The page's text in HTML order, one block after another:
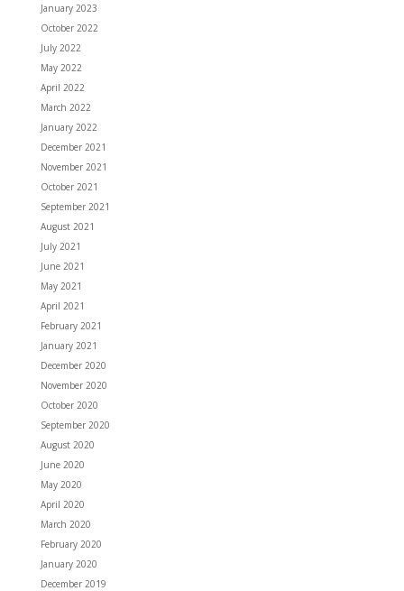
January 2023
October 2022
July 2022
May 2022
April 2022
March 2022
January 2022
December 2021
November 2021
October 2021
September 2021
August 2021
July 2021
June 2021
May 2021
April 2021
February 2021
January 2021
December 2020
November 2020
October 2020
September 2020
August 2020
June 2020
May 2020
April 2020
March 2020
February 2020
January 2020
December 2019